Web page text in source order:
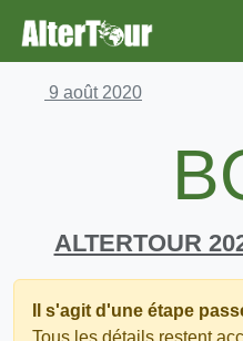
9 août 2020
ALTERTOUR
Il s'agit d'une étape
Tous les détails restent